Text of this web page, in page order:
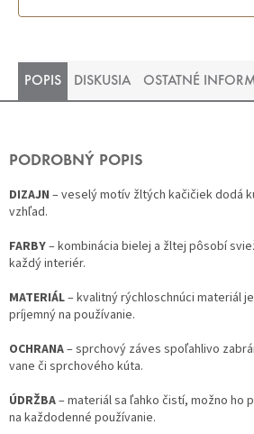
POPIS DISKUSIA OSTATNÉ
PODROBNÝ POPIS
DIZAJN – veselý motív žltých kačičiek dodá
vzhľad.
FARBY– kombinácia bielej a žltej pôsobí
každý interiér.
MATERIÁL– kvalitný rýchloschnúci materiál
príjemný na používanie.
OCHRANA– sprchový záves spoľahlivo
vane či sprchového kúta.
ÚDRŽBA– materiál sa ľahko čistí, možno ho
na každodenné používanie.